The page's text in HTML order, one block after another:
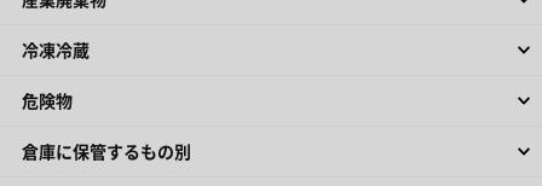
冷凍冷蔵
危険物
倉庫に保管するもの別